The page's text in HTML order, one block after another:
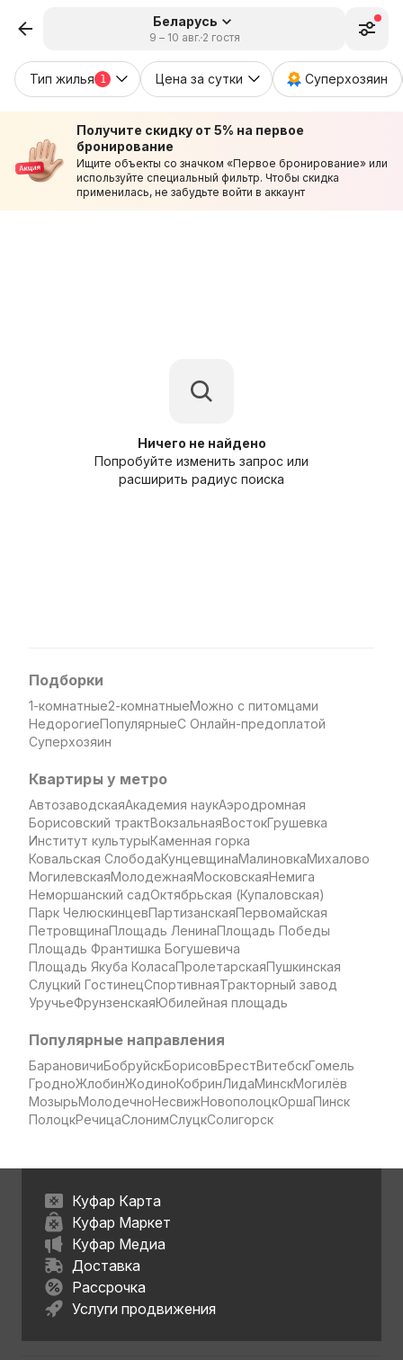
Беларусь
9 – 10 авг.2 гостя
Тип жилья 1 Цена за сутки Суперхозяин
Получите скидку от 5% на первое
бронирование
Ищите объекты со значком «Первое бронирование» или
используйте специальный фильтр. Чтобы скидка
применилась, не забудьте войти в аккаунт
Ничего не найдено
Попробуйте изменить запрос или
расширить радиус поиска
Подборки
1-комнатные2-комнатныеМожно с питомцами
НедорогиеПопулярныеС Онлайн-предоплатой
Суперхозяин
Квартиры у метро
АвтозаводскаяАкадемия наукАэродромная
Борисовский трактВокзальнаяВостокГрушевка
Институт культурыКаменная горка
Ковальская СлободаКунцевщинаМалиновкаМихалово
МогилевскаяМолодежнаяМосковскаяНемига
Неморшанский садОктябрьская (Купаловская)
Парк ЧелюскинцевПартизанскаяПервомайская
ПетровщинаПлощадь ЛенинаПлощадь Победы
Площадь Франтишка Богушевича
Площадь Якуба КоласаПролетарскаяПушкинская
Слуцкий ГостинецСпортивнаяТракторный завод
УручьеФрунзенскаяЮбилейная площадь
Популярные направления
БарановичиБобруйскБорисовБрестВитебскГомель
ГродноЖлобинЖодиноКобринЛидаМинскМогилёв
МозырьМолодечноНесвижНовополоцкОршаПинск
ПолоцкРечицаСлонимСлуцкСолигорск
Куфар Карта
Куфар Маркет
Куфар Медиа
Доставка
Рассрочка
Услуги продвижения